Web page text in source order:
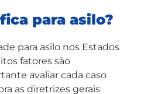
para asilo?
para asilo nos Estados
fatores são
avaliar cada caso
as diretrizes gerais